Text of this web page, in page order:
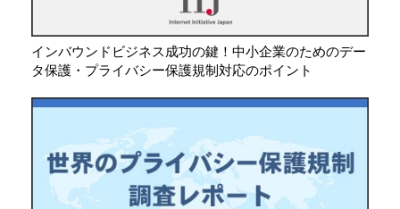
インバウンドビジネス成功の鍵！中小企業のためのデー
タ保護・プライバシー保護規制対応のポイント